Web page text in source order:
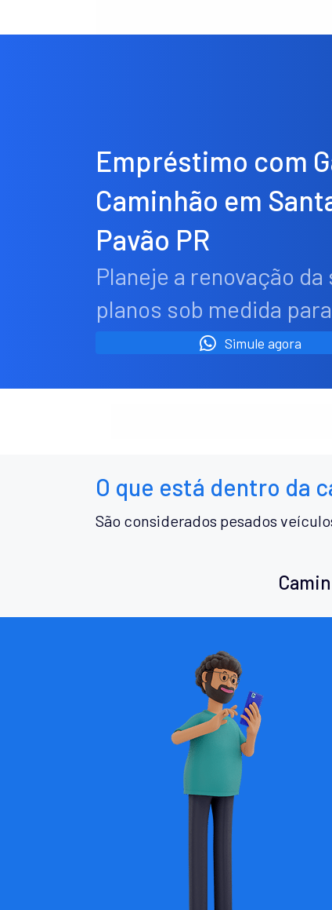
Empréstimo com
Caminhão em
Pavão PR
Planeje a renovação
planos sob medida
Simule agora
O que está dentro da
São considerados pesados